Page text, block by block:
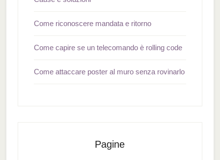
Come riconoscere mandata e ritorno
Come capire se un telecomando è rolling code
Come attaccare poster al muro senza rovinarlo
Pagine